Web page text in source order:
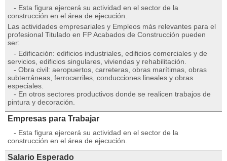
- Esta figura ejercerá su actividad en el sector de la
construcción en el área de ejecución.
Las actividades empresariales y Empleos más relevantes para el
profesional Titulado en FP Acabados de Construcción pueden
ser:
- Edificación: edificios industriales, edificios comerciales y de
servicios, edificios singulares, viviendas y rehabilitación.
- Obra civil: aeropuertos, carreteras, obras marítimas, obras
subterráneas, ferrocarriles, conducciones lineales y obras
especiales.
- En otros sectores productivos donde se realicen trabajos de
pintura y decoración.
Empresas para Trabajar
- Esta figura ejercerá su actividad en el sector de la
construcción en el área de ejecución.
Salario Esperado